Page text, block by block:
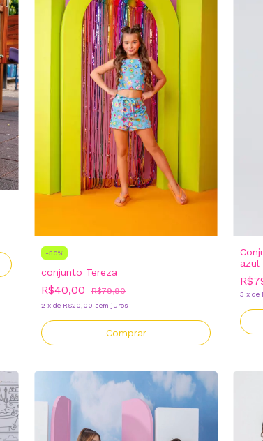
-50%
conjunto Tereza
R$40,00 R$79,90
2 x de R$20,00 sem juros
Comprar
azul
3 x de